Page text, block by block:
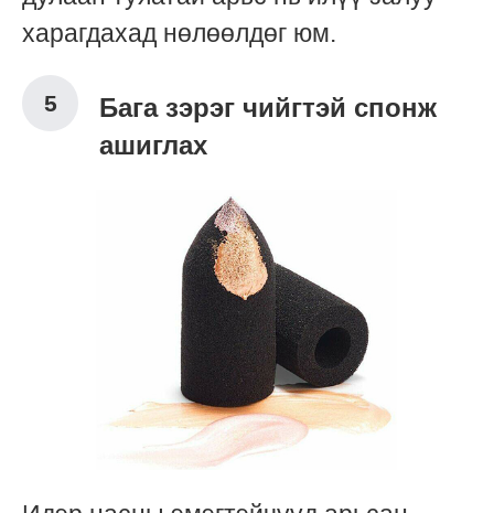
харагдахад нөлөөлдөг юм.
Бага зэрэг чийгтэй спонж
ашиглах